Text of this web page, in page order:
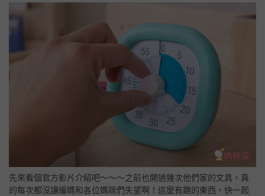
先來看個官方影片介紹吧～～～之前也開過幾次他們家的文具，真
的每次都沒讓編媽和各位媽咪們失望啊！這麼有趣的東西，快一起